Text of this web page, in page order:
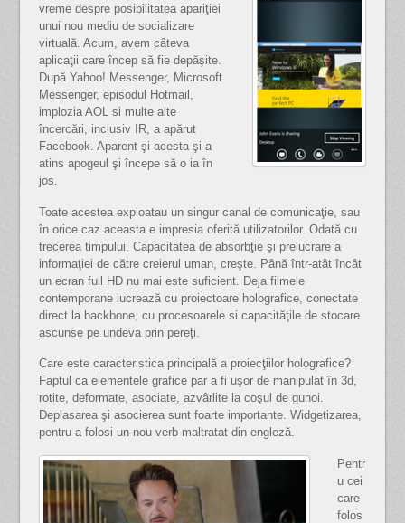
vreme despre posibilitatea apariţiei
unui nou mediu de socializare
virtuală. Acum, avem câteva
aplicaţii care încep să fie depăşite.
După Yahoo! Messenger, Microsoft
Messenger, episodul Hotmail,
implozia AOL si multe alte
încercări, inclusiv IR, a apărut
Facebook. Aparent şi acesta şi-a
atins apogeul şi începe să o ia în
jos.
Toate acestea exploatau un singur canal de comunicaţie, sau
în orice caz aceasta e impresia oferită utilizatorilor. Odată cu
trecerea timpului, Capacitatea de absorbţie şi prelucrare a
informaţiei de către creierul uman, creşte. Până într-atât încât
un ecran full HD nu mai este suficient. Deja filmele
contemporane lucrează cu proiectoare holografice, conectate
direct la backbone, cu procesoarele si capacităţile de stocare
ascunse pe undeva prin pereţi.
Care este caracteristica principală a proiecţiilor holografice?
Faptul ca elementele grafice par a fi uşor de manipulat în 3d,
rotite, deformate, asociate, azvârlite la coşul de gunoi.
Deplasarea şi asocierea sunt foarte importante. Widgetizarea,
pentru a folosi un nou verb maltratat din engleză.
Pentr
u cei
care
folos